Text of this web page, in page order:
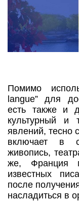
Помимо
langue” для
есть также и
культурный и
явлений, тесно
включает в
живопись,
же, Франция
известных
после
насладиться в